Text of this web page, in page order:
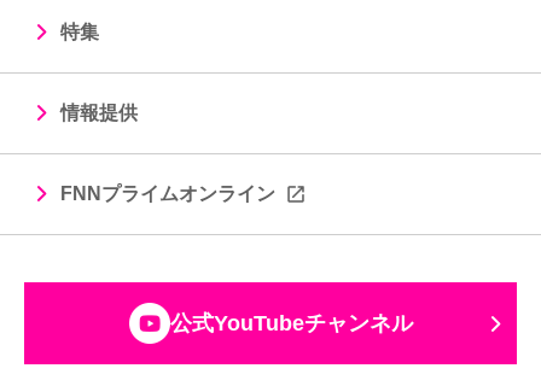
特集
情報提供
FNNプライムオンライン
公式YouTubeチャンネル